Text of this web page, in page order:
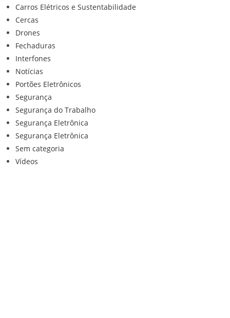
Carros Elétricos e Sustentabilidade
Cercas
Drones
Fechaduras
Interfones
Notícias
Portões Eletrônicos
Segurança
Segurança do Trabalho
Segurança Eletrônica
Segurança Eletrônica
Sem categoria
Vídeos